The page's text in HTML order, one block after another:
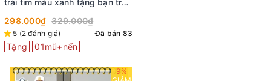
298.000₫ 329.000₫
5 (2 đánh giá) Đã bán 83
Tặng 01mũ+nến
9%